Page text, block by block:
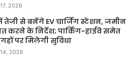
2026
तेजी से बनेंगे EV चार्जिंग स्टेशन, जमीन
करने के निर्देश; पार्किंग-हाईवे समेत
पर मिलेगी सुविधा
2026